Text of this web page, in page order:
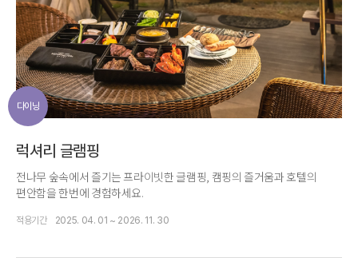
다이닝
럭셔리 글램핑
전나무 숲속에서 즐기는 프라이빗한 글램핑, 캠핑의 즐거움과 호텔의
편안함을 한번에 경험하세요.
적용기간 2025. 04. 01 ~ 2026. 11. 30